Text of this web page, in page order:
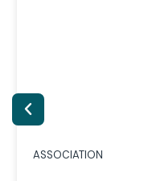
ASSOCIATION